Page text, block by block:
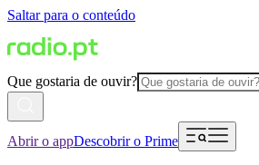
Saltar para o conteúdo
Que gostaria de ouvir?
Abrir o appDescobrir o Prime